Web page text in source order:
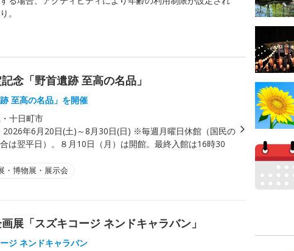
。
念「野首遺跡 至高の名品」
跡 至高の名品」を開催
十日町市
2026年6月20日(土)～8月30日(日) ※毎週月曜日休館（国民の
は翌平日）。８月10日（月）は開館。最終入館は16時30
・博物展・展示会
展「スズキコージ ネンドキャラバン」
ジ ネンドキャラバン